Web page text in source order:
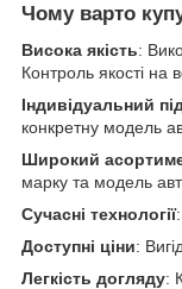
Чому варто
Висока якість:
Контроль якості на
Індивідуальний
конкретну модель
Широкий
марку та модель
Сучасні технології
Доступні ціни:
Легкість догляду: